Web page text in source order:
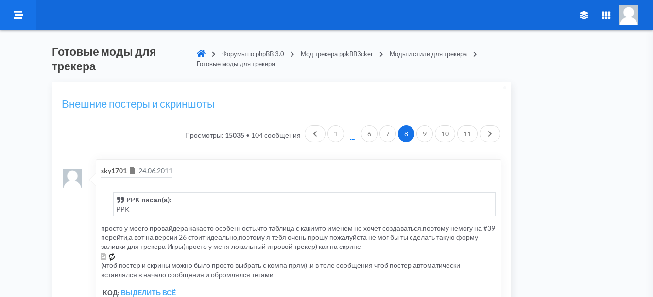
Готовые моды для
трекера
Форумы по phpBB 3.0 Мод трекера ppkBB3cker
Моды и стили для трекера
Готовые моды для трекера
Внешние постеры и скриншоты
104 сообщения Пред.
1 6 7 8 9 10 11 След.
Просмотры: 15035•
sky1701 Сообщение
24.06.2011
PPK писал(а):
PPK
просто у моего провайдера какаето особенность,что таблица с какимто именем не хочет создаваться,поэтому немогу на #39
перейти,а вот на версии 26 стоит идеально,поэтому я тебя очень прошу пожалуйста не мог бы ты сделать такую форму
заливки для трекера Игры(просто у меня локальный игровой трекер) как на скрине
(чтоб постер и скрины можно было просто выбрать с компа прям) ,и в теле сообщения чтоб постер автоматически
вставлялся в начало сообщения и обромлялся тегами
КОД: ВЫДЕЛИТЬ ВСЁ